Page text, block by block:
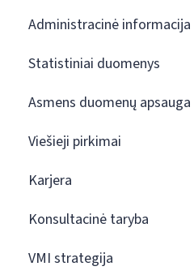
Administracinė informacija
Statistiniai duomenys
Asmens duomenų apsauga
Viešieji pirkimai
Karjera
Konsultacinė taryba
VMI strategija